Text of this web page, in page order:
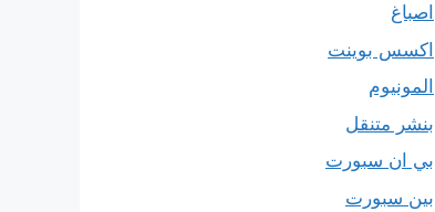
اصباغ
اكسس بوينت
المونيوم
بنشر متنقل
بي ان سبورت
بين سبورت